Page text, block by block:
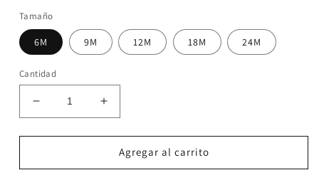
Tamaño
6M 9M 12M 18M 24M
Cantidad
Reducir
cantidad
para
de
Aumentar
cantidad
para
Pijama
de
Agregar al carrito